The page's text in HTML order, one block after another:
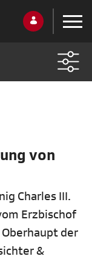
von
Charles III.
Erzbischof
der
&